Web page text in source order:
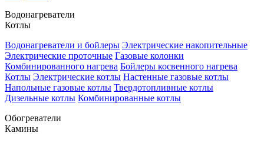
Водонагреватели
Котлы
Водонагреватели и бойлеры Электрические накопительные
Электрические проточные Газовые колонки
Комбинированного нагрева Бойлеры косвенного нагрева
Котлы Электрические котлы Настенные газовые котлы
Напольные газовые котлы Твердотопливные котлы
Дизельные котлы Комбинированные котлы
Обогреватели
Камины